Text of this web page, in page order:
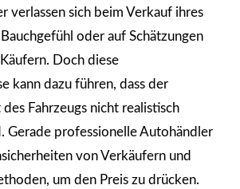
verlassen sich beim Verkauf ihres
oder auf Schätzungen
Doch diese
kann dazu führen, dass der
Fahrzeugs nicht realistisch
Gerade professionelle Autohändler
von Verkäufern und
um den Preis zu drücken.